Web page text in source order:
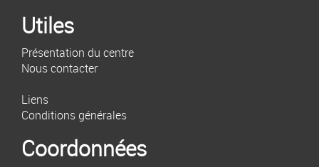
Utiles
Présentation du centre
Nous contacter
Liens
Conditions générales
Coordonnées